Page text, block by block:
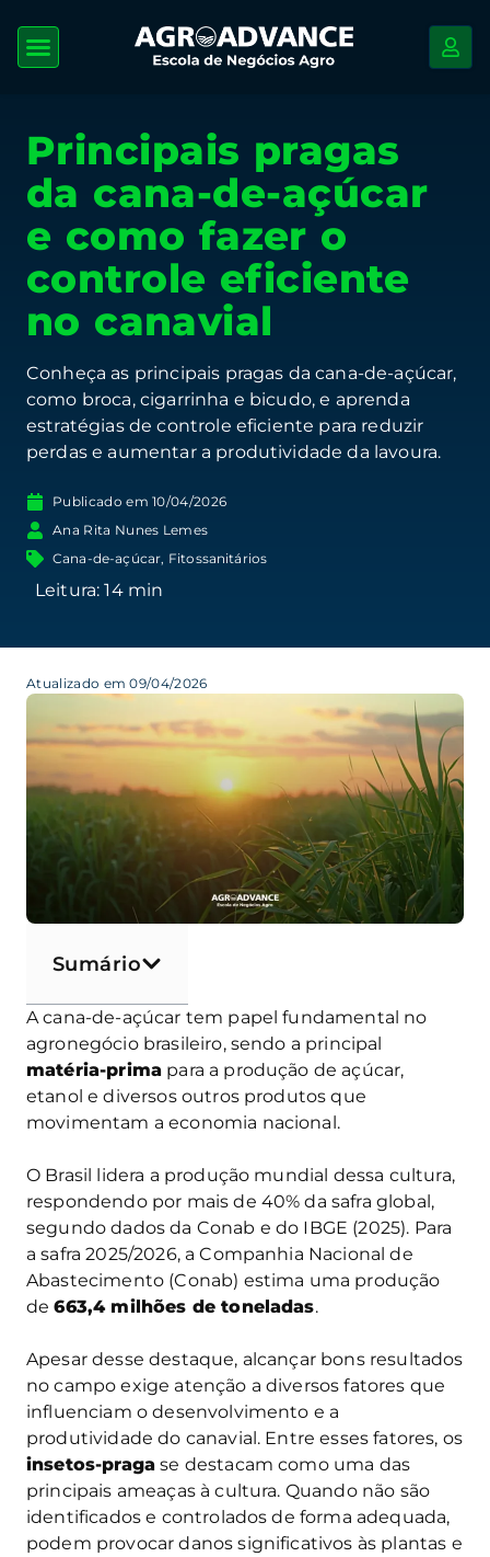
Principais pragas
da cana-de-açúcar
e como fazer o
controle eficiente
no canavial
Conheça as principais pragas da cana-de-açúcar,
como broca, cigarrinha e bicudo, e aprenda
estratégias de controle eficiente para reduzir
perdas e aumentar a produtividade da lavoura.
Publicado em 10/04/2026
Ana Rita Nunes Lemes
Cana-de-açúcar, Fitossanitários
Atualizado em 09/04/2026
Sumário
A cana-de-açúcar tem papel fundamental no
agronegócio brasileiro, sendo a principal
matéria-prima para a produção de açúcar,
etanol e diversos outros produtos que
movimentam a economia nacional.
O Brasil lidera a produção mundial dessa cultura,
respondendo por mais de 40% da safra global,
segundo dados da Conab e do IBGE (2025). Para
a safra 2025/2026, a Companhia Nacional de
Abastecimento (Conab) estima uma produção
de663,4 milhões de toneladas.
Apesar desse destaque, alcançar bons resultados
no campo exige atenção a diversos fatores que
influenciam o desenvolvimento e a
produtividade do canavial. Entre esses fatores, os
insetos-praga se destacam como uma das
principais ameaças à cultura. Quando não são
identificados e controlados de forma adequada,
podem provocar danos significativos às plantas e